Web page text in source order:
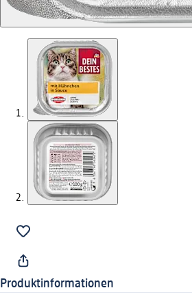
Produktinformationen